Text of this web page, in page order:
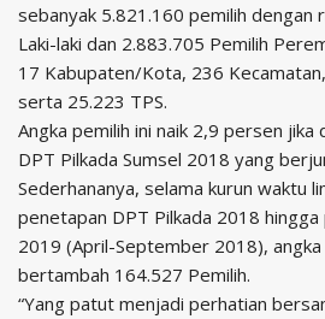
sebanyak 5.821.160 pemilih dengan
Laki-laki dan 2.883.705 Pemilih
17 Kabupaten/Kota, 236
serta 25.223 TPS.
Angka pemilih ini naik 2,9 persen jika
DPT Pilkada Sumsel 2018 yang
Sederhananya, selama kurun waktu
penetapan DPT Pilkada 2018
2019 (April-September 2018), angka
bertambah 164.527 Pemilih.
“Yang patut menjadi perhatian